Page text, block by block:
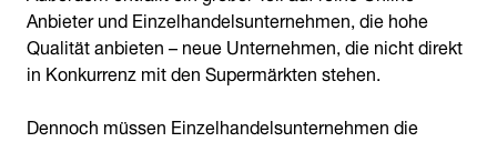
Anbieter und Einzelhandelsunternehmen, die hohe
Qualität anbieten – neue Unternehmen, die nicht direkt
in Konkurrenz mit den Supermärkten stehen.
Dennoch müssen Einzelhandelsunternehmen die